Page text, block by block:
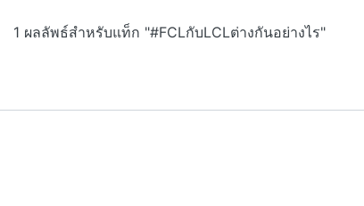
1 ผลลัพธ์สำหรับแท็ก "#FCLกับLCLต่างกันอย่างไร"